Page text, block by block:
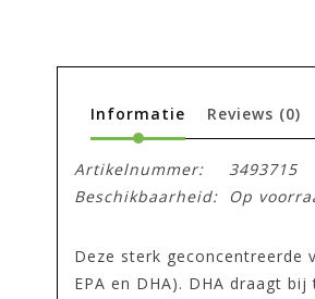
Informatie Reviews (0)
Artikelnummer:
3493715
Beschikbaarheid:
Op
Deze sterk geconcentreerde
EPA en DHA). DHA draagt